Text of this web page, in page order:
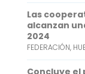
p
p
d
I
n
Las
alcanzan
2024
FEDERACIÓN,